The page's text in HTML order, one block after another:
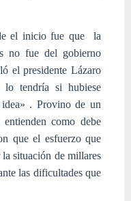
el inicio fue que la
no fue del gobierno
el presidente Lázaro
lo tendría si hubiese
. Provino de un
como debe
que el esfuerzo que
situación de millares
las dificultades que